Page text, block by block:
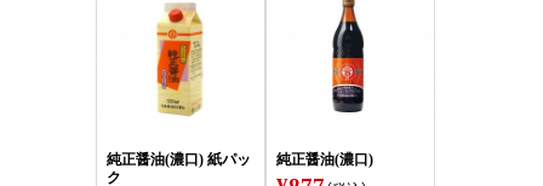
純正醤油(濃口) 紙パッ
ク
純正醤油(濃口)